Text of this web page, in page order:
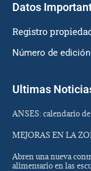
Datos
Registro
Número de
Ultimas
ANSES: calendario
MEJORAS EN LA
Abren una nueva
alimentario en las